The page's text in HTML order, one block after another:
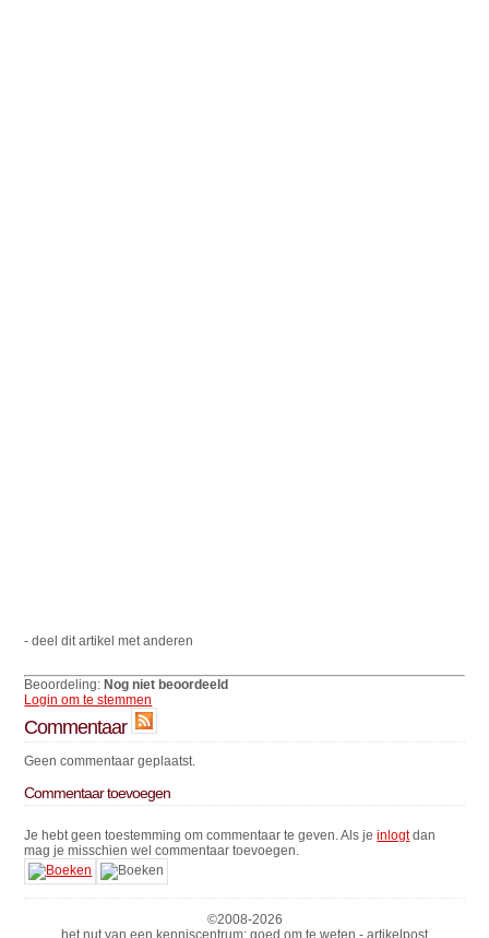
- deel dit artikel met anderen
Beoordeling:Nog niet beoordeeld
Login om te stemmen
Commentaar
Geen commentaar geplaatst.
Commentaar toevoegen
Je hebt geen toestemming om commentaar te geven. Als jeinlogtdan
mag je misschien wel commentaar toevoegen.
©2008-2026
het nut van een kenniscentrum: goed om te weten - artikelpost